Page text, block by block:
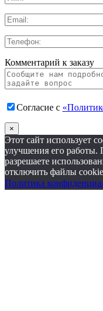
Комментарий к заказу
Согласие с
×
Этот сайт использует
улучшения его работы.
разрешаете
отключить файлы
Политика